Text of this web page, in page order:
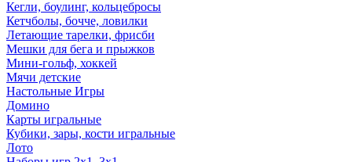
Кегли, боулинг, кольцебросы
Кетчболы, бочче, ловилки
Летающие тарелки, фрисби
Мешки для бега и прыжков
Мини-гольф, хоккей
Мячи детские
Настольные Игры
Домино
Карты игральные
Кубики, зары, кости игральные
Лото